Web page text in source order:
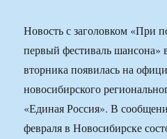
Новость с заголовком «При
первый фестиваль шансона»
вторника появилась на
новосибирского
«Единая Россия». В
февраля в Новосибирске